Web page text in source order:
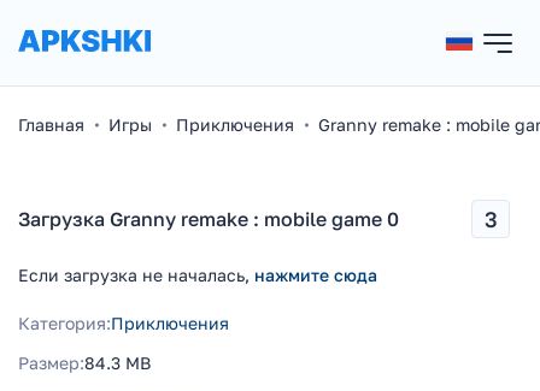
Главная Игры Приключения Granny remake : mobile
Загрузка Granny remake : mobile game 0 3
Если загрузка не началась, нажмите сюда
Категория:Приключения
Размер:84.3 MB